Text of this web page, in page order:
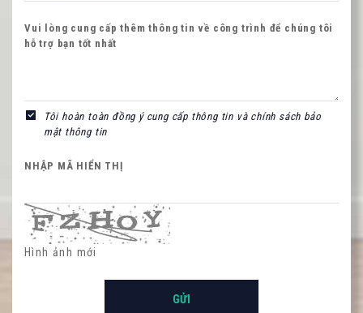
Vui lòng cung cấp thêm thông tin về công trình để chúng tôi
hỗ trợ bạn tốt nhất
Tôi hoàn toàn đồng ý cung cấp thông tin và chính sách bảo
mật thông tin
NHẬP MÃ HIỂN THỊ
Hình ảnh mới